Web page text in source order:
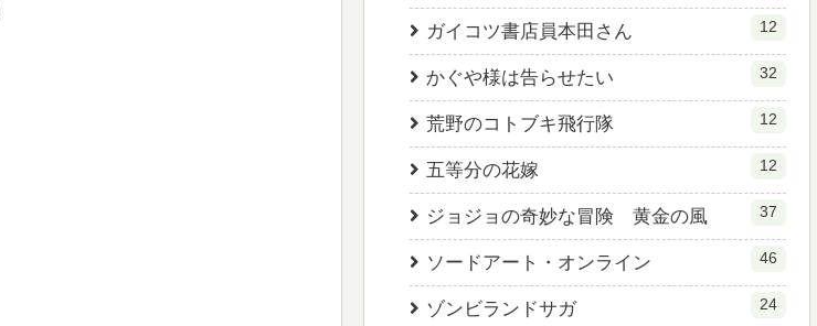
ガイコツ書店員本田さん 12
かぐや様は告らせたい 32
荒野のコトブキ飛行隊 12
五等分の花嫁 12
ジョジョの奇妙な冒険 黄金の風 37
ソードアート・オンライン 46
ゾンビランドサガ 24